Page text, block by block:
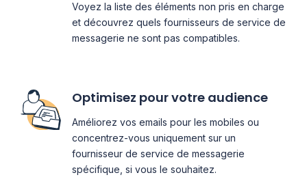
Voyez la liste des éléments non pris en charge
et découvrez quels fournisseurs de service de
messagerie ne sont pas compatibles.
Optimisez pour votre audience
Améliorez vos emails pour les mobiles ou
concentrez-vous uniquement sur un
fournisseur de service de messagerie
spécifique, si vous le souhaitez.